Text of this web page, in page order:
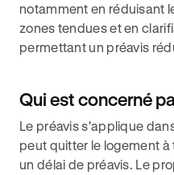
notamment en réduisant
zones tendues et en
permettant un préavis
Qui est concerné
Le préavis s'applique
peut quitter le logement
un délai de préavis. Le